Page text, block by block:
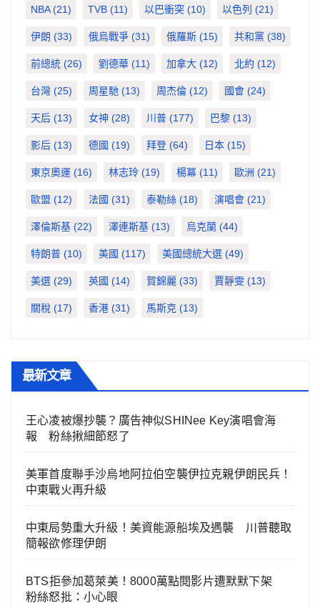
NBA(21) TVB (11) 以巴衝突 (10) 以色列 (21)
伊朗 (33) 俄烏戰爭 (31) 俄羅斯 (15) 共和黨 (38)
前總統 (26) 劉德華 (11) 加拿大 (12) 北約 (12)
台灣 (25) 周星馳 (13) 周杰倫 (12) 國會 (24)
天后 (13) 女神 (28) 川普 (177) 巴黎 (13)
影后 (13) 德國 (19) 拜登 (64) 日本 (15)
東京奧運 (16) 林志玲 (19) 楊冪 (11) 歐洲 (21)
歐盟 (12) 法國 (31) 泰勒絲 (18) 演唱會 (21)
澤倫斯基 (22) 澤連斯基 (13) 烏克蘭 (44)
特朗普 (10) 美國 (117) 美國總統大選 (49)
美選 (29) 英國 (14) 賀錦麗 (33) 賈靜雯 (13)
關稅 (17) 香港 (31) 馬斯克 (13)
最新文章
王心凌被爆抄襲？廣告神似SHINee Key演唱會海
報 粉絲揪細節怒了
美軍首度聯手沙烏地阿拉伯空襲伊拉克親伊朗民兵！
中東戰火再升級
中東局勢重大升級！美資能源船埃及遇襲 川普聽取
簡報欲修理伊朗
BTS拒參加葛萊美！8000萬點閱影片遭默默下架
粉絲怒批：小心眼